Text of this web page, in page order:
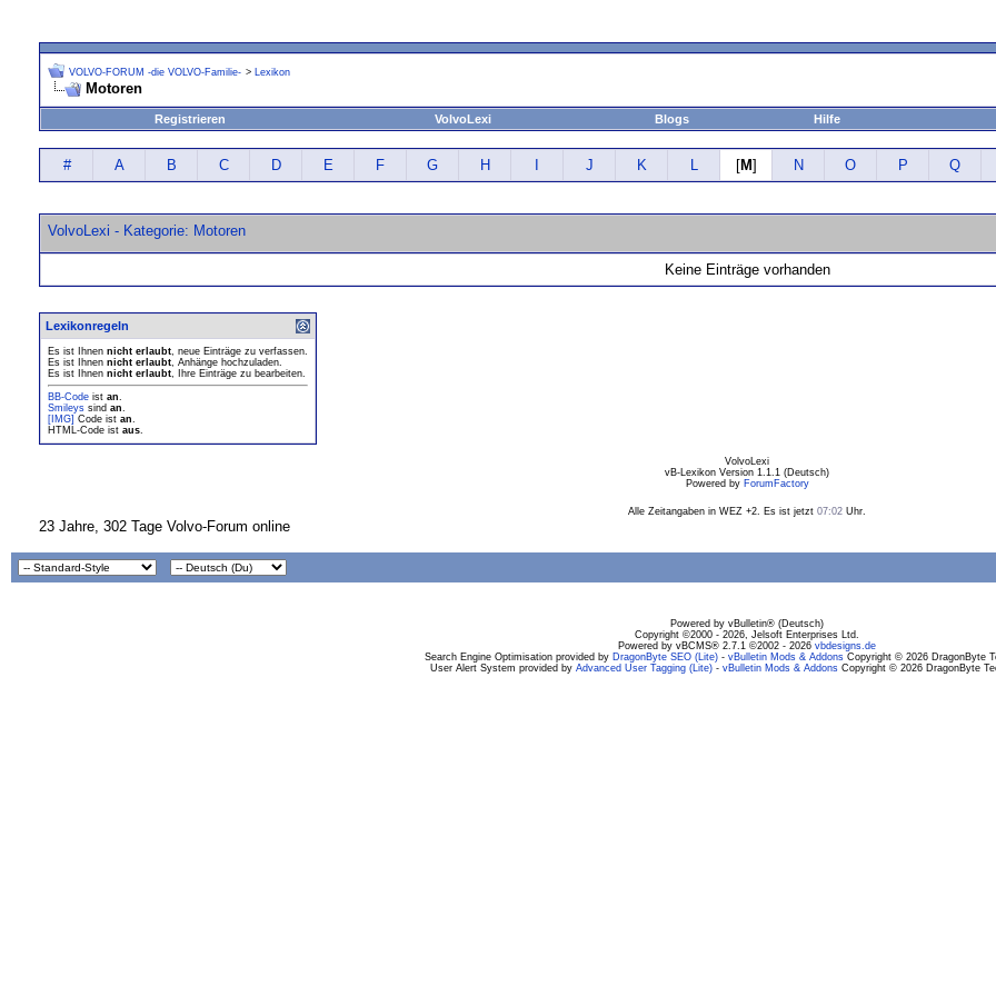
VOLVO-FORUM -die VOLVO-Familie- > Lexikon
Motoren
Registrieren VolvoLexi Blogs Hilfe
# A B C D E F G H J K L [M] N O P Q
VolvoLexi - Kategorie: Motoren
Keine Einträge vorhanden
Lexikonregeln
Es ist Ihnen nicht erlaubt, neue Einträge zu verfassen.
Es ist Ihnen nicht erlaubt, Anhänge hochzuladen.
Es ist Ihnen nicht erlaubt, Ihre Einträge zu bearbeiten.
BB-Code ist an.
Smileys sind an.
[IMG] Code ist an.
HTML-Code ist aus.
VolvoLexi
vB-Lexikon Version 1.1.1 (Deutsch)
Powered by ForumFactory
Alle Zeitangaben in WEZ +2. Es ist jetzt 07:02 Uhr.
23 Jahre, 302 Tage Volvo-Forum online
Powered by vBulletin® (Deutsch)
Copyright ©2000 - 2026, Jelsoft Enterprises Ltd.
Powered by vBCMS® 2.7.1 ©2002 - 2026 vbdesigns.de
Search Engine Optimisation provided by DragonByte SEO (Lite)- vBulletin Mods & AddonsCopyright © 2026 DragonByte
User Alert System provided by Advanced User Tagging (Lite)- vBulletin Mods & AddonsCopyright © 2026 DragonByte